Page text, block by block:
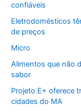
confiáveis
Eletrodomésticos
de preços
Micro
Alimentos que não
sabor
Projeto E+ oferece
cidades do MA